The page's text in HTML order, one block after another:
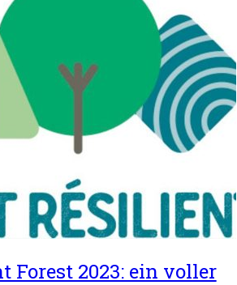
Forest 2023: ein voller